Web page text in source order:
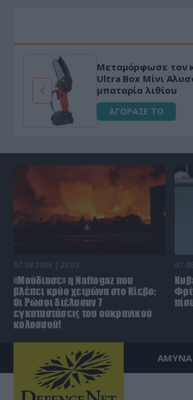
HAPI END: 100%
για άνδρες!
ΑΓΟΡΑΣΕ ΤΟ
07.08.2026 | 23:02
«Μούδιασε» η Naftogaz που
βλέπει κρύο χειμώνα στο Κίεβο:
Οι Ρώσοι διέλυσαν 7
εγκαταστάσεις του ουκρανικού
κολοσσού!
ΑΜΥΝΑ